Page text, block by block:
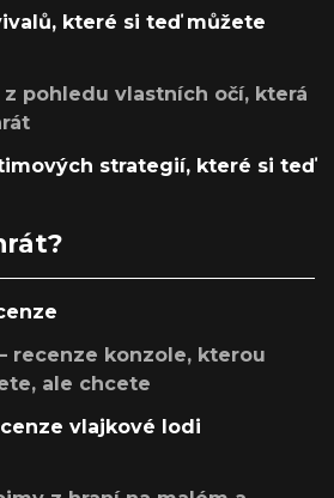
které si teď můžete
z pohledu vlastních očí, která
strategií, které si teď
recenze konzole, kterou
ale chcete
vlajkové lodi